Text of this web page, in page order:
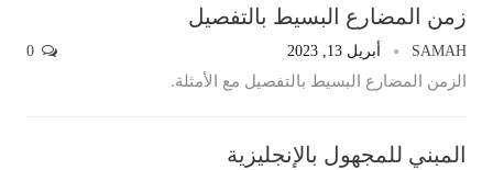
زمن المضارع البسيط بالتفصيل
SAMAH أبريل 13, 2023
الزمن المضارع البسيط بالتفصيل مع الأمثلة.
المبني للمجهول بالإنجليزية